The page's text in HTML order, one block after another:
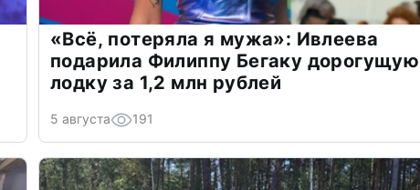
«Всё, потеряла я мужа»: Ивлеева
подарила Филиппу Бегаку дорогущую
лодку за 1,2 млн рублей
5 августа 191